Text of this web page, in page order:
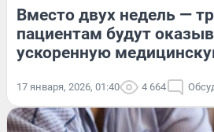
Вместо двух недель —
пациентам будут
ускоренную
17 января, 2026, 01:40 4 664